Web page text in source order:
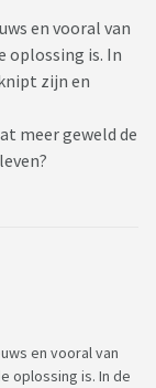
en vooral van
oplossing is. In
zijn en
meer geweld de
en vooral van
oplossing is. In de